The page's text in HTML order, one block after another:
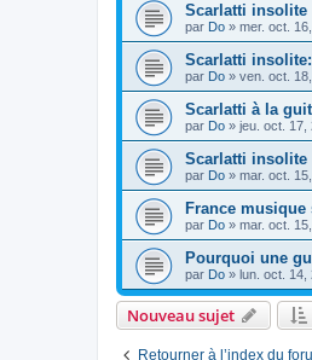
Scarlatti insolite
par Do » mer. oct.
Scarlatti
par Do » ven. oct.
Scarlatti à la
par Do » jeu. oct. 17,
Scarlatti insolite
par Do » mar. oct.
France
par Do » mar. oct.
Pourquoi une
par Do » lun. oct. 14,
Nouveau sujet
Retourner à l’index du